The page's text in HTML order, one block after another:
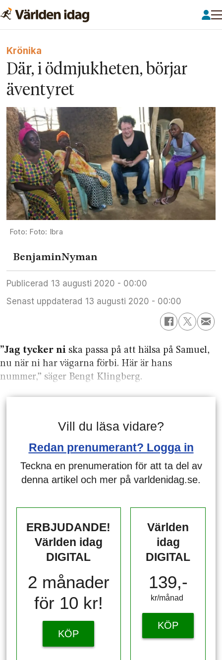
Krönika
Där, i ödmjukheten, börjar
äventyret
Foto: Ibra
BenjaminNyman
Publicerad
13 augusti 2020 - 00:00
Senast uppdaterad
13 augusti 2020 - 00:00
”Jag tycker ni ska passa på att hälsa på Samuel,
nu när ni har vägarna förbi. Här är hans
nummer,” säger Bengt Klingberg.
Vill du läsa vidare?
Redan prenumerant? Logga in
Teckna en prenumeration för att ta del av
denna artikel och mer på varldenidag.se.
ERBJUDANDE!
Världen idag
DIGITAL
2 månader
för 10 kr!
KÖP
Världen
idag
DIGITAL
139,-
kr/månad ​​​​​​
KÖP